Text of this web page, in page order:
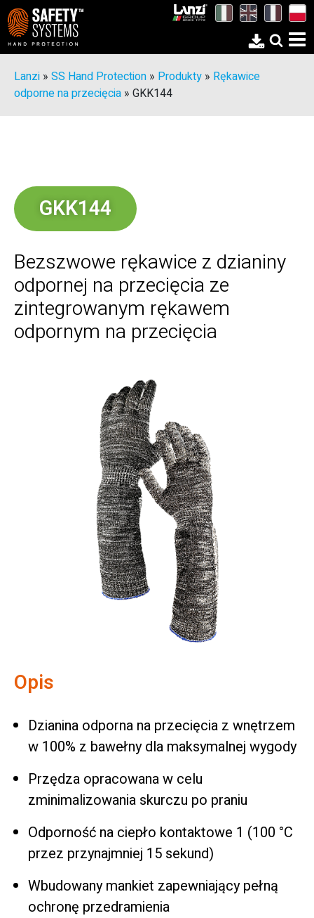
Lanzi » SS Hand Protection » Produkty » Rękawice
odporne na przecięcia » GKK144
GKK144
Bezszwowe rękawice z dzianiny
odpornej na przecięcia ze
zintegrowanym rękawem
odpornym na przecięcia
Opis
Dzianina odporna na przecięcia z wnętrzem
w 100% z bawełny dla maksymalnej wygody
Przędza opracowana w celu
zminimalizowania skurczu po praniu
Odporność na ciepło kontaktowe 1 (100 °C
przez przynajmniej 15 sekund)
Wbudowany mankiet zapewniający pełną
ochronę przedramienia